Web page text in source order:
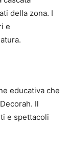
della zona. I
e
educativa che
Il
e spettacoli